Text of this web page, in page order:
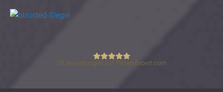
Lutz Schneider Immobilienbewertung
58 Bewertungen auf ProvenExpert.com